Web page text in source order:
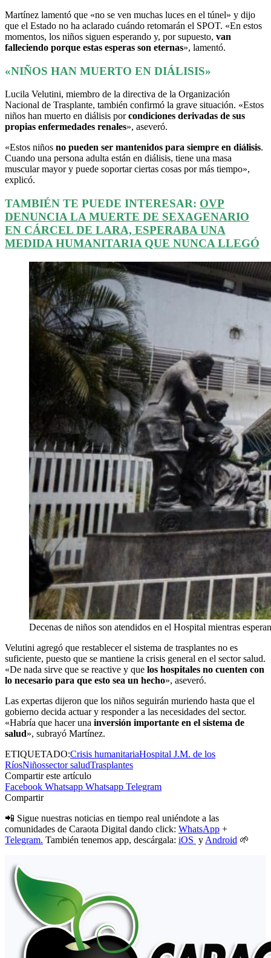
Martínez lamentó que «no se ven muchas luces en el túnel» y dijo
que el Estado no ha aclarado cuándo retomarán el SPOT. «En estos
momentos, los niños siguen esperando y, por supuesto, van
falleciendo porque estas esperas son eternas», lamentó.
«NIÑOS HAN MUERTO EN DIÁLISIS»
Lucila Velutini, miembro de la directiva de la Organización
Nacional de Trasplante, también confirmó la grave situación. «Estos
niños han muerto en diálisis porcondiciones derivadas de sus
propias enfermedades renales», aseveró.
«Estos niños no pueden ser mantenidos para siempre en diálisis.
Cuando una persona adulta están en diálisis, tiene una masa
muscular mayor y puede soportar ciertas cosas por más tiempo»,
explicó.
TAMBIÉN TE PUEDE INTERESAR: OVP
DENUNCIA LA MUERTE DE SEXAGENARIO
EN CÁRCEL DE LARA, ESPERABA UNA
MEDIDA HUMANITARIA QUE NUNCA LLEGÓ
Decenas de niños son atendidos en el Hospital mientras
Velutini agregó que restablecer el sistema de trasplantes no es
suficiente, puesto que se mantiene la crisis general en el sector salud.
«De nada sirve que se reactive y que los hospitales no cuenten con
lo necesario para que esto sea un hecho», aseveró.
Las expertas dijeron que los niños seguirán muriendo hasta que el
gobierno decida actuar y responder a las necesidades del sector.
«Habría que hacer una inversión importante en el sistema de
salud», subrayó Martínez.
ETIQUETADO:Crisis humanitariaHospital J.M. de los
RíosNiñossector saludTrasplantes
Compartir este artículo
Facebook Whatsapp Whatsapp Telegram
Compartir
📲 Sigue nuestras noticias en tiempo real uniéndote a las
comunidades de Caraota Digital dando click: WhatsApp +
Telegram. También tenemos app, descárgala: iOS y Android 🌱